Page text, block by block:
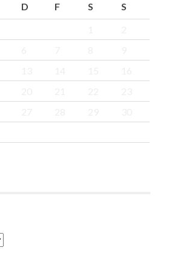
D F S
S